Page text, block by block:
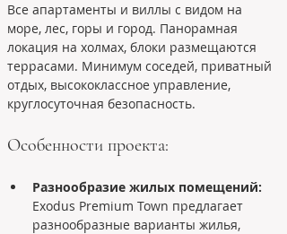
Все апартаменты и виллы с видом на
море, лес, горы и город. Панорамная
локация на холмах, блоки размещаются
террасами. Минимум соседей, приватный
отдых, высококлассное управление,
круглосуточная безопасность.
Особенности проекта:
Разнообразие жилых помещений:
Exodus Premium Town предлагает
разнообразные варианты жилья,